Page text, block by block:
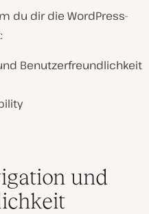
du dir die WordPress-
Benutzerfreundlichkeit
und